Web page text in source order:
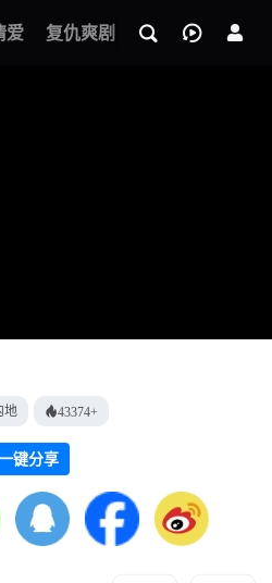
爱 复仇爽剧 玄幻武侠 奇幻
地 43374+
键分享
视频报错
如果是遇到无法播放请提交反馈